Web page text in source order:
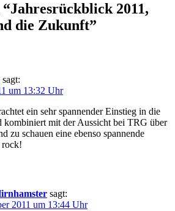
“Jahresrückblick 2011,
die Zukunft”
sagt:
um 13:32 Uhr
ein sehr spannender Einstieg in die
kombiniert mit der Aussicht bei TRG über
zu schauen eine ebenso spannende
rock!
sagt:
2011 um 13:44 Uhr